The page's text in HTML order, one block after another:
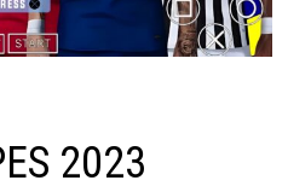
2023